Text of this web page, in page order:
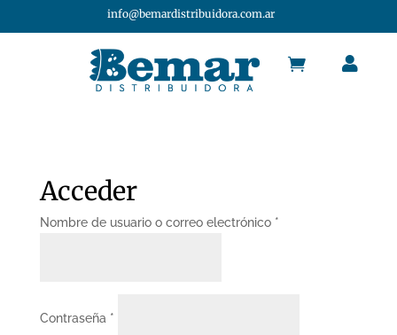
info@bemardistribuidora.com.ar
 
Acceder
Nombre de usuario o correo electrónico *Obligatorio
Contraseña *